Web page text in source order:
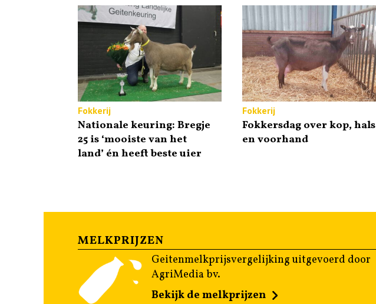
Fokkerij
Nationale keuring: Bregje
25 is ‘mooiste van het
land’ én heeft beste uier
Fokkerij
Fokkersdag over kop, hals
en voorhand
MELKPRIJZEN
Geitenmelkprijsvergelijking uitgevoerd door
AgriMedia bv.
Bekijk de melkprijzen